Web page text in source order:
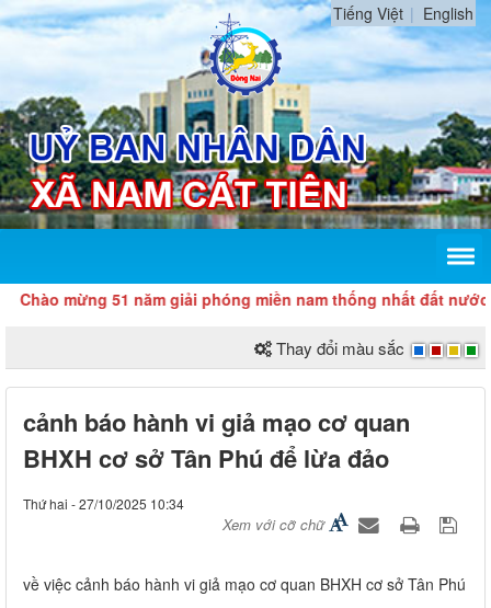
Tiếng Việt English
mừng 51 năm giải phóng miền nam thống nhất đất nước
Thay đổi màu sắc
cảnh báo hành vi giả mạo cơ quan
BHXH cơ sở Tân Phú để lừa đảo
Thứ hai - 27/10/2025 10:34
Xem với cỡ chữ
về việc cảnh báo hành vi giả mạo cơ quan BHXH cơ sở Tân Phú